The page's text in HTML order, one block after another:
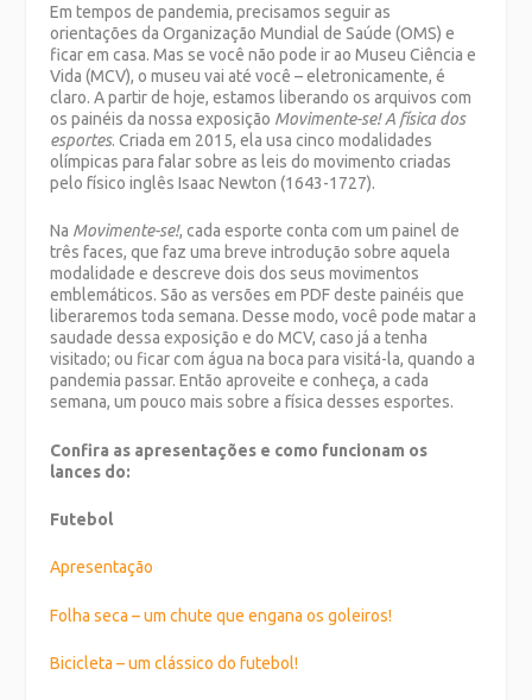
Em tempos de pandemia, precisamos seguir as
orientações da Organização Mundial de Saúde (OMS) e
ficar em casa. Mas se você não pode ir ao Museu Ciência e
Vida (MCV), o museu vai até você – eletronicamente, é
claro. A partir de hoje, estamos liberando os arquivos com
os painéis da nossa exposição Movimente-se! A física dos
esportes. Criada em 2015, ela usa cinco modalidades
olímpicas para falar sobre as leis do movimento criadas
pelo físico inglês Isaac Newton (1643-1727).
Na Movimente-se!, cada esporte conta com um painel de
três faces, que faz uma breve introdução sobre aquela
modalidade e descreve dois dos seus movimentos
emblemáticos. São as versões em PDF deste painéis que
liberaremos toda semana. Desse modo, você pode matar a
saudade dessa exposição e do MCV, caso já a tenha
visitado; ou ficar com água na boca para visitá-la, quando a
pandemia passar. Então aproveite e conheça, a cada
semana, um pouco mais sobre a física desses esportes.
Confira as apresentações e como funcionam os
lances do:
Futebol
Apresentação
Folha seca – um chute que engana os goleiros!
Bicicleta – um clássico do futebol!